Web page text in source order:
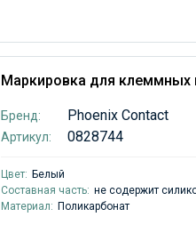
Маркировка для клеммных
Бренд: Phoenix Contact
Артикул: 0828744
Цвет: Белый
Составная часть: не содержит
Материал: Поликарбонат